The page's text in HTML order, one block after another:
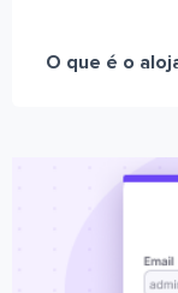
O que é o